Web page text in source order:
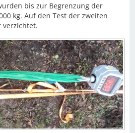
bis zur Begrenzung der
kg. Auf den Test der zweiten
verzichtet.